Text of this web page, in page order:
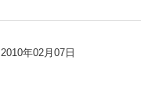
2010年02月07日